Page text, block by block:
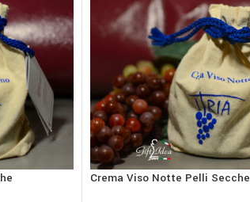
Crema Viso Notte Pelli Secche